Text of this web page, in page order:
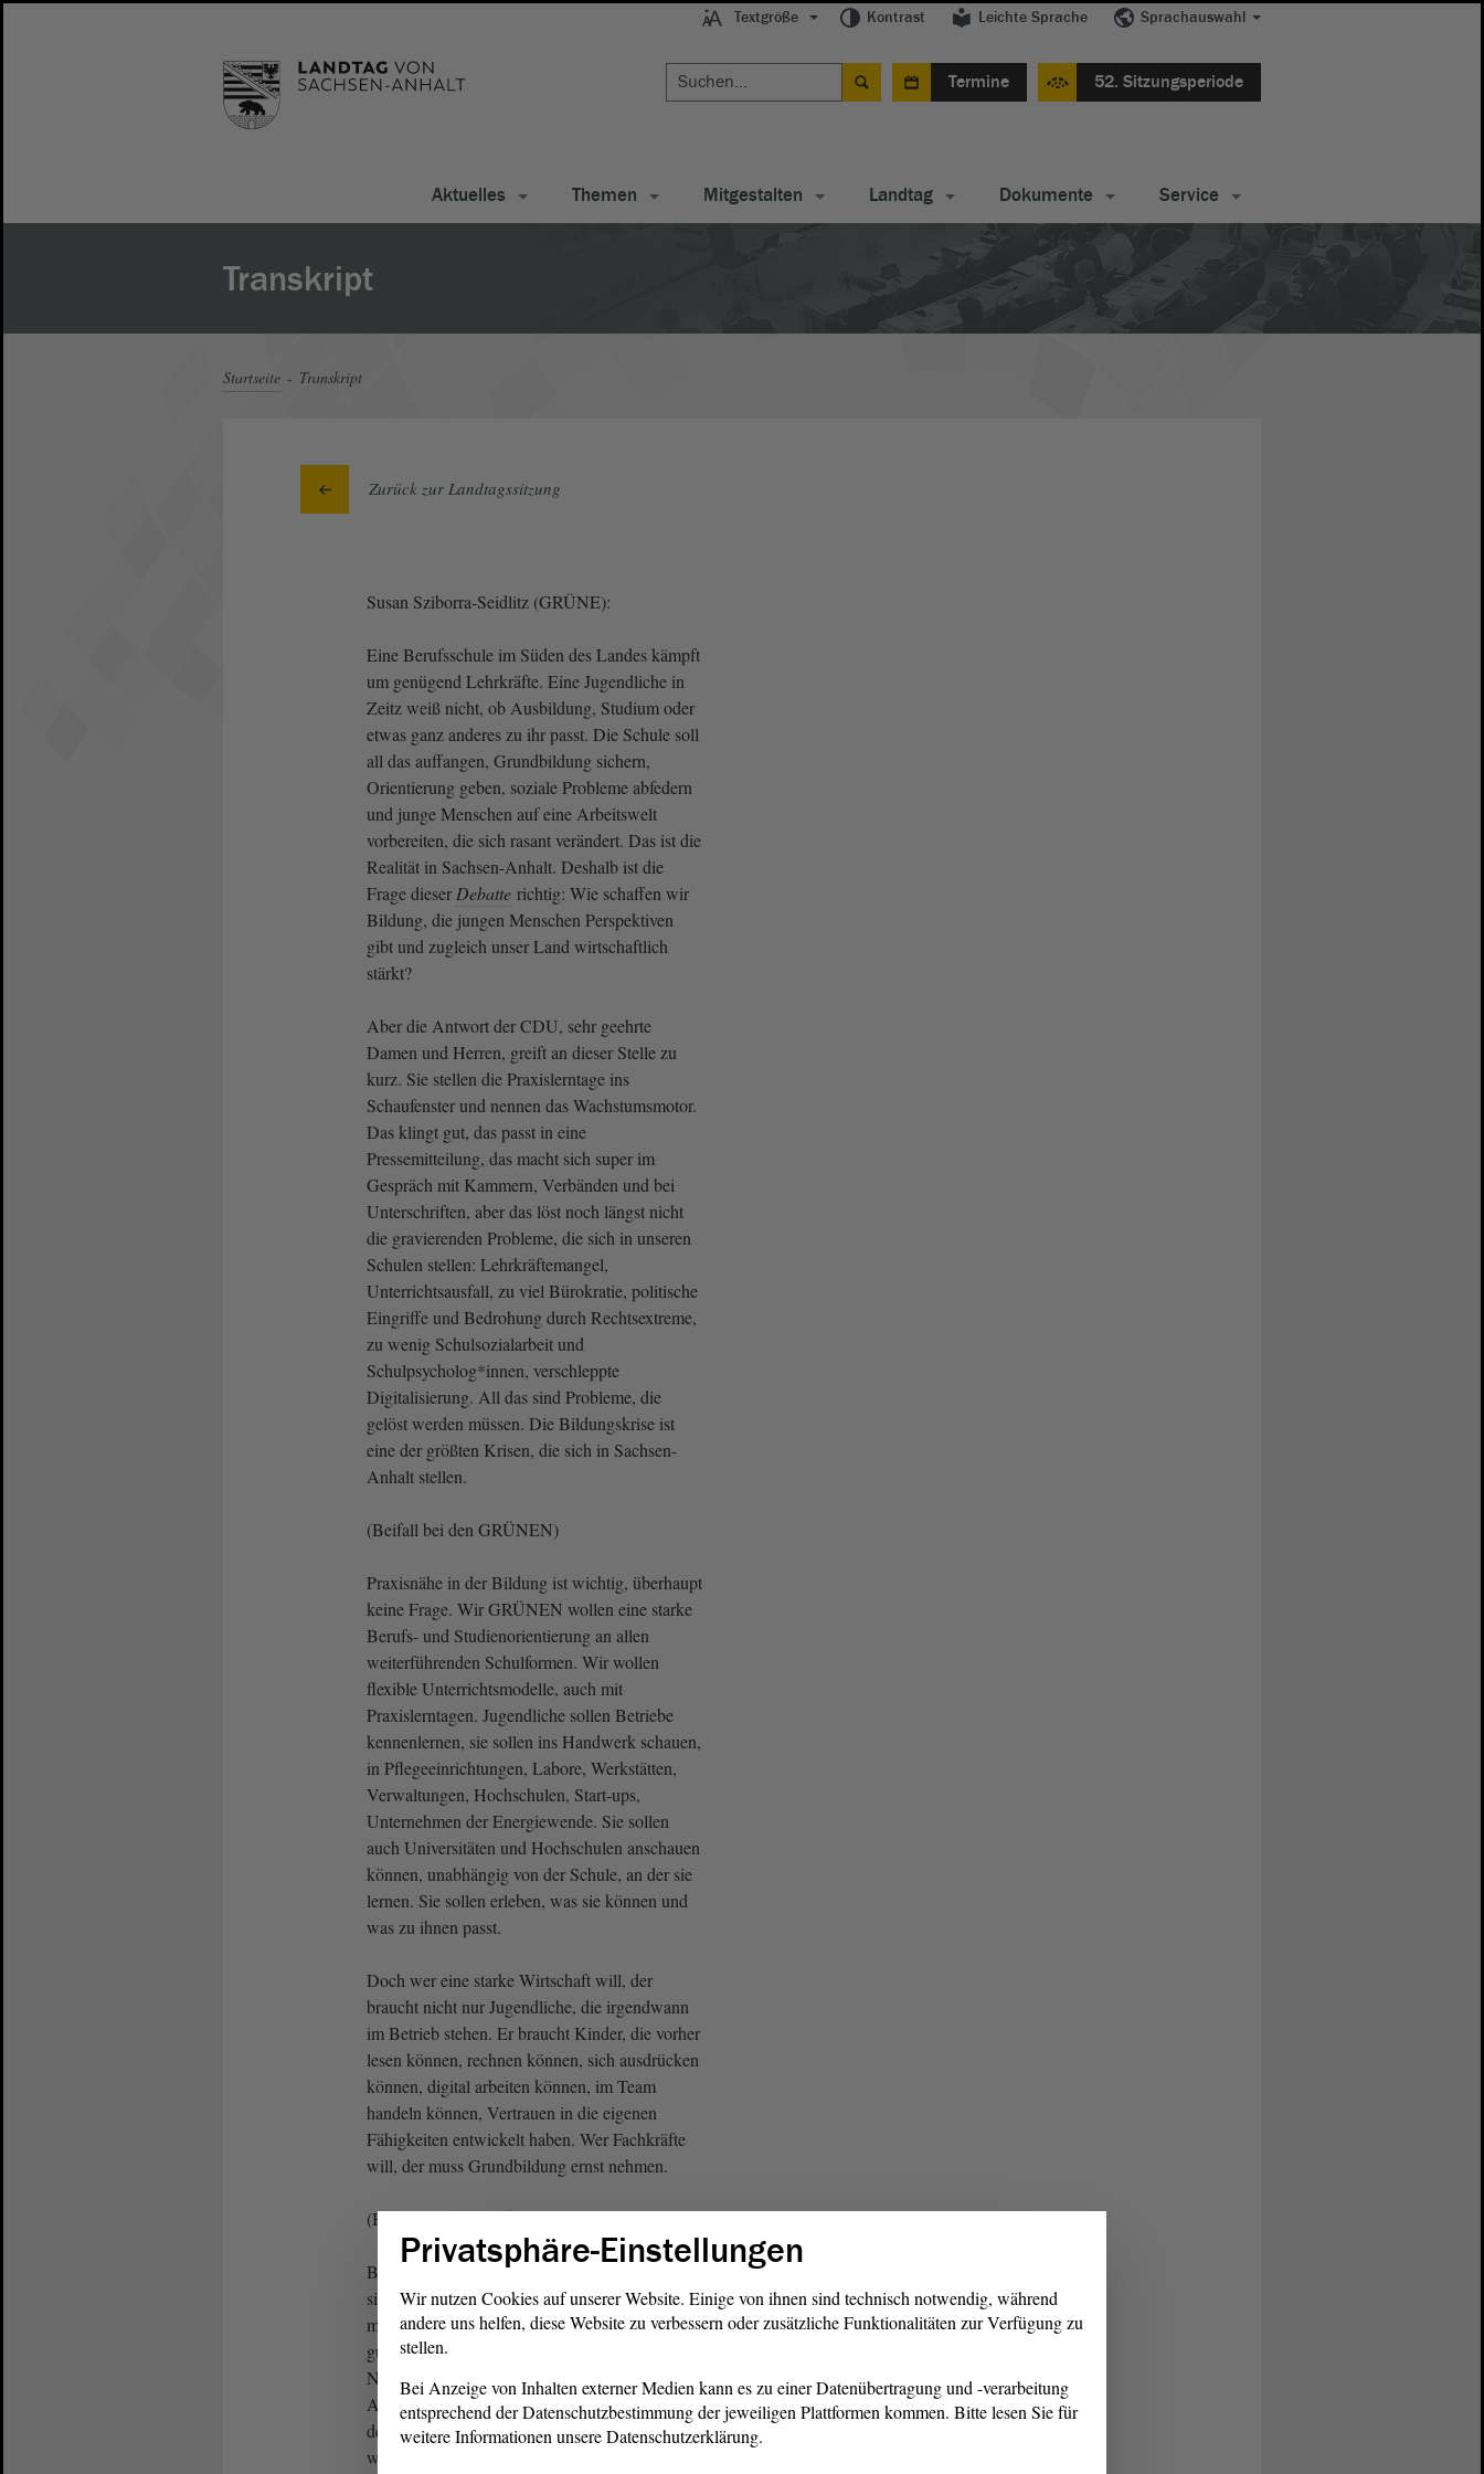
Textgröße Kontrast Leichte Sprache Sprachauswahl
Termine 52. Sitzungsperiode
Aktuelles Themen Mitgestalten Landtag Dokumente Service
Transkript
Startseite Transkript
Zurück zur Landtagssitzung
Susan Sziborra-Seidlitz (GRÜNE):
Eine Berufsschule im Süden des Landes kämpft
um genügend Lehrkräfte. Eine Jugendliche in
Zeitz weiß nicht, ob Ausbildung, Studium oder
etwas ganz anderes zu ihr passt. Die Schule soll
all das auffangen, Grundbildung sichern,
Orientierung geben, soziale Probleme abfedern
und junge Menschen auf eine Arbeitswelt
vorbereiten, die sich rasant verändert. Das ist die
Realität in Sachsen-Anhalt. Deshalb ist die
Frage dieser Debatte richtig: Wie schaffen wir
Bildung, die jungen Menschen Perspektiven
gibt und zugleich unser Land wirtschaftlich
stärkt?
Aber die Antwort der CDU, sehr geehrte
Damen und Herren, greift an dieser Stelle zu
kurz. Sie stellen die Praxislerntage ins
Schaufenster und nennen das Wachstumsmotor.
Das klingt gut, das passt in eine
Pressemitteilung, das macht sich super im
Gespräch mit Kammern, Verbänden und bei
Unterschriften, aber das löst noch längst nicht
die gravierenden Probleme, die sich in unseren
Schulen stellen: Lehrkräftemangel,
Unterrichtsausfall, zu viel Bürokratie, politische
Eingriffe und Bedrohung durch Rechtsextreme,
zu wenig Schulsozialarbeit und
Schulpsycholog*innen, verschleppte
Digitalisierung. All das sind Probleme, die
gelöst werden müssen. Die Bildungskrise ist
eine der größten Krisen, die sich in Sachsen-
Anhalt stellen.
(Beifall bei den GRÜNEN)
Praxisnähe in der Bildung ist wichtig, überhaupt
keine Frage. Wir GRÜNEN wollen eine starke
Berufs- und Studienorientierung an allen
weiterführenden Schulformen. Wir wollen
flexible Unterrichtsmodelle, auch mit
Praxislerntagen. Jugendliche sollen Betriebe
kennenlernen, sie sollen ins Handwerk schauen,
in Pflegeeinrichtungen, Labore, Werkstätten,
Verwaltungen, Hochschulen, Start-ups,
Unternehmen der Energiewende. Sie sollen
auch Universitäten und Hochschulen anschauen
können, unabhängig von der Schule, an der sie
lernen. Sie sollen erleben, was sie können und
was zu ihnen passt.
Doch wer eine starke Wirtschaft will, der
braucht nicht nur Jugendliche, die irgendwann
im Betrieb stehen. Er braucht Kinder, die vorher
lesen können, rechnen können, sich ausdrücken
können, digital arbeiten können, im Team
handeln können, Vertrauen in die eigenen
Fähigkeiten entwickelt haben. Wer Fachkräfte
will, der muss Grundbildung ernst nehmen.
(Beifall bei den GRÜNEN)
Bildungsungerechtigkeit beginnt früh. Sie zeigt
sich vor der Schule beim Wortschatz, bei frühen
mathematischen Fähigkeiten, bei der Frage, wer
gute Förderung bekommt. Sie setzt sich fort bei
Noten, Empfehlungen, Übergängen und
Abschlüssen. Sie trifft insbesondere Kinder,
deren Eltern weniger Geld, weniger Zeit und
weniger eigene Bildungserfahrung mitbringen.
Privatsphäre-Einstellungen
Wir nutzen Cookies auf unserer Website. Einige von ihnen sind technisch notwendig, während
andere uns helfen, diese Website zu verbessern oder zusätzliche Funktionalitäten zur Verfügung zu
stellen.
Bei Anzeige von Inhalten externer Medien kann es zu einer Datenübertragung und -verarbeitung
entsprechend der Datenschutzbestimmung der jeweiligen Plattformen kommen. Bitte lesen Sie für
weitere Informationen unsere Datenschutzerklärung.